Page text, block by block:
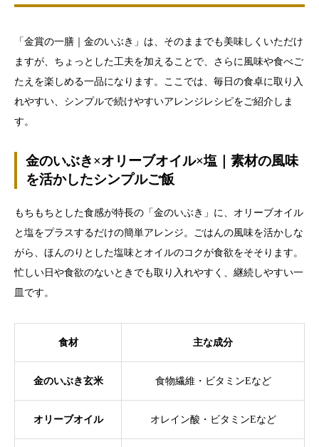
「金賞の一膳｜金のいぶき」は、そのままでも美味しくいただけ
ますが、ちょっとした工夫を加えることで、さらに風味や食べご
たえを楽しめる一品になります。ここでは、毎日の食卓に取り入
れやすい、シンプルで続けやすいアレンジレシピをご紹介しま
す。
金のいぶき×オリーブオイル×塩｜素材の風味
を活かしたシンプルご飯
もちもちとした食感が特長の「金のいぶき」に、オリーブオイル
と塩をプラスするだけの簡単アレンジ。ごはんの風味を活かしな
がら、ほんのりとした塩味とオイルのコクが食欲をそそります。
忙しい日や食欲のないときでも取り入れやすく、継続しやすい一
皿です。
食材 主な成分
金のいぶき玄米 食物繊維・ビタミンEなど
オリーブオイル オレイン酸・ビタミンEなど